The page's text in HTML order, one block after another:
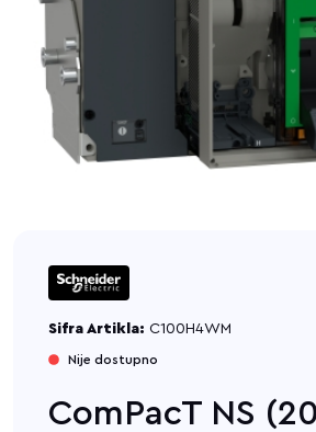
Sifra Artikla: C100H4WM
Nije dostupno
ComPacT NS